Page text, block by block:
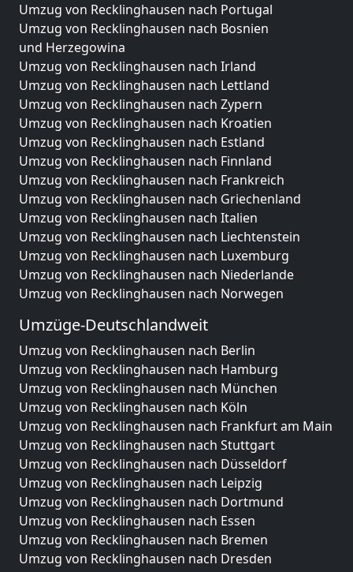
Umzug von Recklinghausen nach Portugal
Umzug von Recklinghausen nach Bosnien
und Herzegowina
Umzug von Recklinghausen nach Irland
Umzug von Recklinghausen nach Lettland
Umzug von Recklinghausen nach Zypern
Umzug von Recklinghausen nach Kroatien
Umzug von Recklinghausen nach Estland
Umzug von Recklinghausen nach Finnland
Umzug von Recklinghausen nach Frankreich
Umzug von Recklinghausen nach Griechenland
Umzug von Recklinghausen nach Italien
Umzug von Recklinghausen nach Liechtenstein
Umzug von Recklinghausen nach Luxemburg
Umzug von Recklinghausen nach Niederlande
Umzug von Recklinghausen nach Norwegen
Umzüge-Deutschlandweit
Umzug von Recklinghausen nach Berlin
Umzug von Recklinghausen nach Hamburg
Umzug von Recklinghausen nach München
Umzug von Recklinghausen nach Köln
Umzug von Recklinghausen nach Frankfurt am Main
Umzug von Recklinghausen nach Stuttgart
Umzug von Recklinghausen nach Düsseldorf
Umzug von Recklinghausen nach Leipzig
Umzug von Recklinghausen nach Dortmund
Umzug von Recklinghausen nach Essen
Umzug von Recklinghausen nach Bremen
Umzug von Recklinghausen nach Dresden